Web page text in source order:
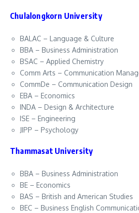
Chulalongkorn University
BALAC – Language & Culture
BBA – Business Administration
BSAC – Applied Chemistry
Comm Arts – Communication
CommDe – Communication Design
EBA – Economics
INDA – Design & Architecture
ISE – Engineering
JIPP – Psychology
Thammasat University
BBA – Business Administration
BE – Economics
BAS – British and American Studies
BEC – Business English